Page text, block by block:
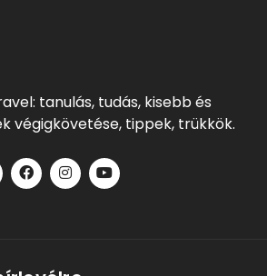
tanulás, tudás, kisebb és
végigkövetése, tippek, trükkök.